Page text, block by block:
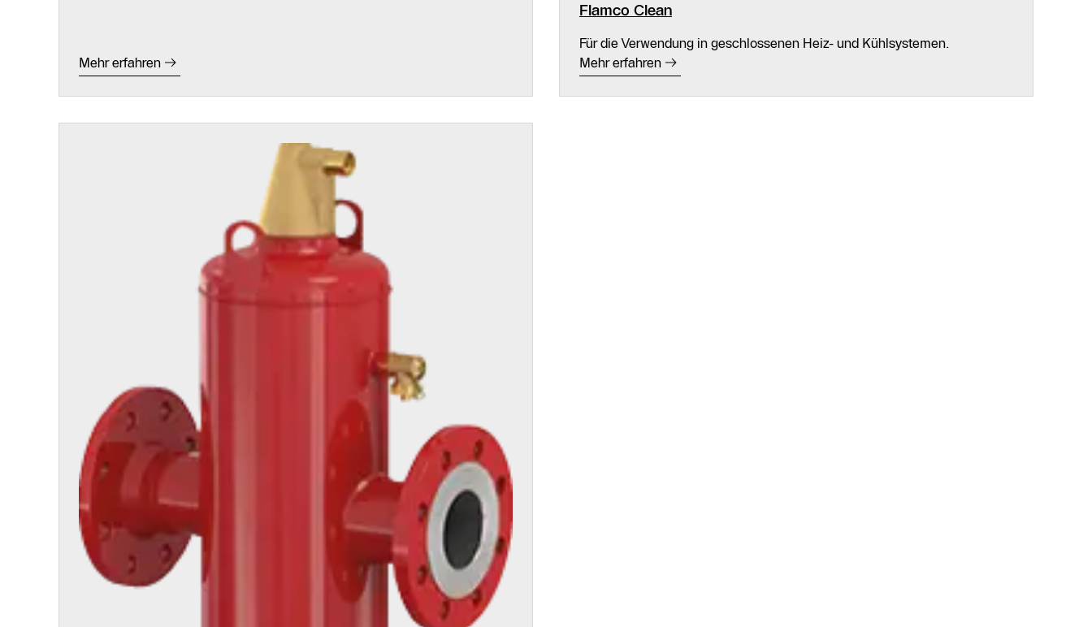
Mehr erfahren
Flamco Clean
Für die Verwendung in geschlossenen Heiz- und Kühlsystemen.
Mehr erfahren